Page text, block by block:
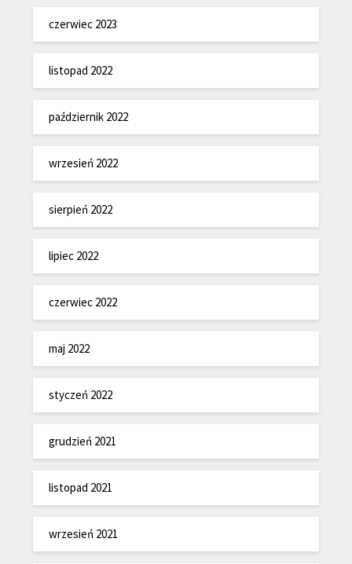
czerwiec 2023
listopad 2022
październik 2022
wrzesień 2022
sierpień 2022
lipiec 2022
czerwiec 2022
maj 2022
styczeń 2022
grudzień 2021
listopad 2021
wrzesień 2021